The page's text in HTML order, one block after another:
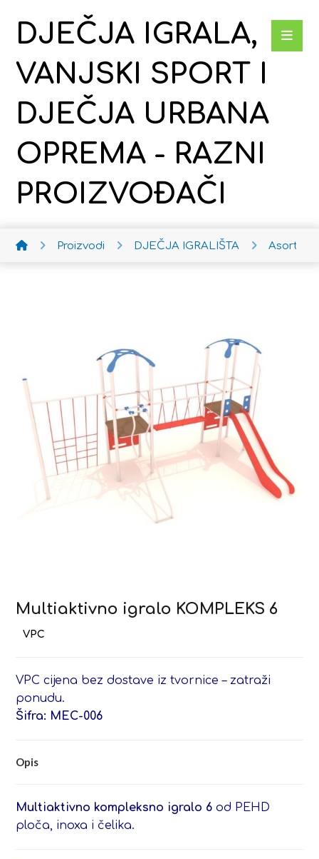
DJEČJA IGRALA,
VANJSKI SPORT I
DJEČJA URBANA
OPREMA - RAZNI
PROIZVOĐAČI
Proizvodi DJEČJA IGRALIŠTA
Multiaktivno igralo KOMPLEKS 6
VPC cijena bez dostave iz tvornice – zatraži
ponudu.
Šifra: MEC-006
Opis
Multiaktivno kompleksno igralo 6od PEHD
ploča, inoxa i čelika.